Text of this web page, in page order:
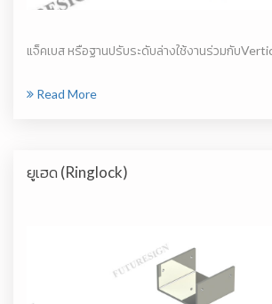
แจ็คเบส หรือฐานปรับระดับล่างใช้งานร่วมกับ
Read More
ยูเฮด (Ringlock)